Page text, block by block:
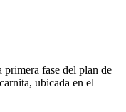
primera fase del plan de
ubicada en el